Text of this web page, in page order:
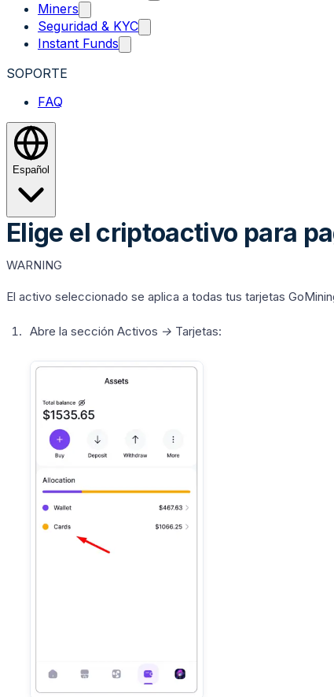
Miners
Seguridad & KYC
Instant Funds
SOPORTE
FAQ
Español
Elige el criptoactivo para
WARNING
El activo seleccionado se aplica a todas tus tarjetas
Abre la sección Activos → Tarjetas: